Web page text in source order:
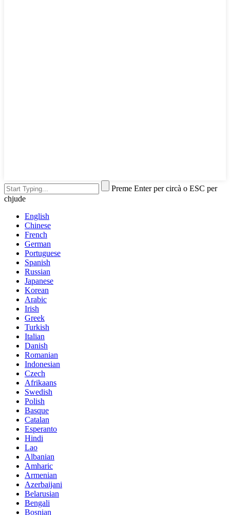
Preme Enter per circà o ESC per
chjude
English
Chinese
French
German
Portuguese
Spanish
Russian
Japanese
Korean
Arabic
Irish
Greek
Turkish
Italian
Danish
Romanian
Indonesian
Czech
Afrikaans
Swedish
Polish
Basque
Catalan
Esperanto
Hindi
Lao
Albanian
Amharic
Armenian
Azerbaijani
Belarusian
Bengali
Bosnian